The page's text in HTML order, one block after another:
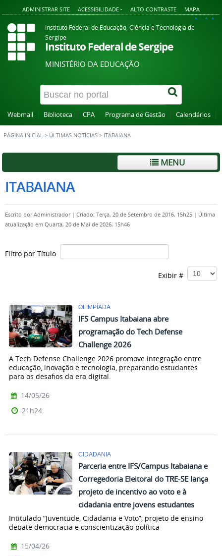
ADMINISTRAR SITE ACESSIBILIDADE - ALTO CONTRASTE MAPA
A+ A A-
Instituto Federal de Educação, Ciência e Tecnologia de
Sergipe
Instituto Federal de Sergipe
MINISTÉRIO DA EDUCAÇÃO
Webmail Biblioteca CPA Programa de Gestão Calendários
PÁGINA INICIAL > ÚLTIMAS NOTÍCIAS > ITABAIANA
MENU
ITABAIANA
Escrito porAdministrador | Criado: Terça, 20 de Setembro de 2016, 15h25 | Última
atualização em Quarta, 20 de Mai de 2026, 15h46
Filtro por Título
Exibir #
OLIMPÍADA
IFS Campus Itabaiana abre
programação do Tech Defense
Challenge 2026
A Tech Defense Challenge 2026 promove integração entre
educação, inovação e tecnologia, preparando estudantes
para os desafios da era digital.
14/05/26
21h24
CIDADANIA
Parceria entre IFS/Campus Itabaiana e
Corregedoria Eleitoral do TRE-SE lança
projeto de incentivo ao voto e à
cidadania entre jovens estudantes
Intitulado “Juventude, Cidadania e Voto”, projeto de ensino
debate democracia e conscientização política
15/04/26